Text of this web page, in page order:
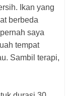
Ikan yang
berbeda
saya
tempat
Sambil terapi,